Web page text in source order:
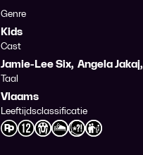
Genre
Kids
Cast
Jamie-Lee Six, Angela Jakaj,
Taal
Vlaams
Leeftijdsclassificatie